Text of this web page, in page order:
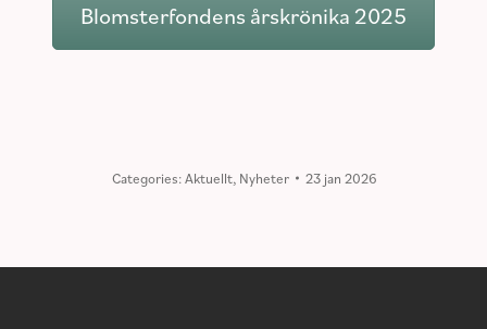
Blomsterfondens årskrönika 2025
Categories:Aktuellt, Nyheter 23 jan 2026